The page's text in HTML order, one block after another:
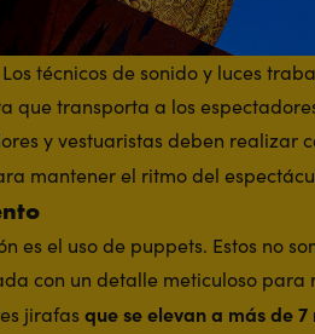
técnicos de sonido y luces
que transporta a los
y vestuaristas deben realizar
mantener el ritmo del
es el uso de puppets. Estos no
con un detalle meticuloso para
jirafasque se elevan a más de